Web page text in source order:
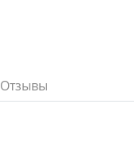
Отзывы